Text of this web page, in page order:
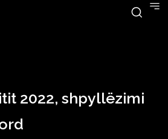
2022, shpyllëzimi